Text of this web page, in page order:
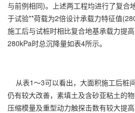
与前例相同)。上述两工程均进行了复合
于试验**荷载为2倍设计承载力特征值
施工后与试桩时相比复合地基承载力提
280kPa时总沉降量如表4所示。
从表1～3可以看出，大面积施工后桩
仍有较大改善，素填土及含砂亚粘土的
压缩模量及重型动力触探击数有较大提